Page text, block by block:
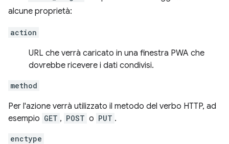
alcune proprietà:
action
URL che verrà caricato in una finestra PWA che
dovrebbe ricevere i dati condivisi.
method
Per l'azione verrà utilizzato il metodo del verbo HTTP, ad
esempio GET , POST o PUT .
enctype